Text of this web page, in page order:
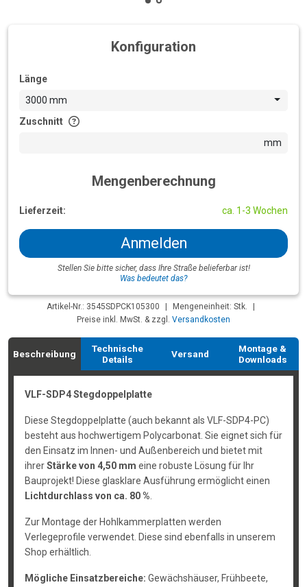
Konfiguration
Länge
3000 mm
Zuschnitt
mm
Mengenberechnung
Lieferzeit: ca. 1-3 Wochen
Anmelden
Stellen Sie bitte sicher, dass Ihre Straße belieferbar ist!
Was bedeutet das?
Artikel-Nr.: 3545SDPCK105300 Mengeneinheit: Stk.
Preise inkl. MwSt. & zzgl. Versandkosten
Beschreibung
Technische
Details
Versand
Montage &
Downloads
VLF-SDP4 Stegdoppelplatte
Diese Stegdoppelplatte (auch bekannt als VLF-SDP4-PC)
besteht aus hochwertigem Polycarbonat. Sie eignet sich für
den Einsatz im Innen- und Außenbereich und bietet mit
ihrerStärke von 4,50 mm eine robuste Lösung für Ihr
Bauprojekt! Diese glasklare Ausführung ermöglicht einen
Lichtdurchlass von ca. 80 %
Zur Montage der Hohlkammerplatten werden
Verlegeprofile verwendet. Diese sind ebenfalls in unserem
Shop erhältlich.
Mögliche Einsatzbereiche: Gewächshäuser, Frühbeete,